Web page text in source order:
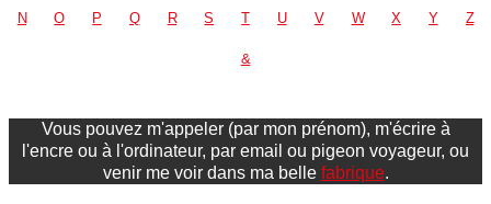
N O P Q R S T U V W X Y Z
&
Vous pouvez m'appeler (par mon prénom), m'écrire à
l'encre ou à l'ordinateur, par email ou pigeon voyageur, ou
venir me voir dans ma belle fabrique.